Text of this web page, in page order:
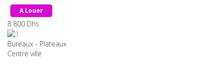
A Louer
8 800 Dhs
Bureaux - Plateaux
Centre ville